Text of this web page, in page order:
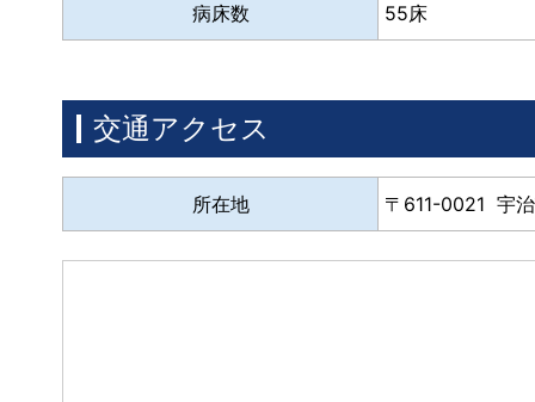
病床数 55床
交通アクセス
所在地 611-0021 宇